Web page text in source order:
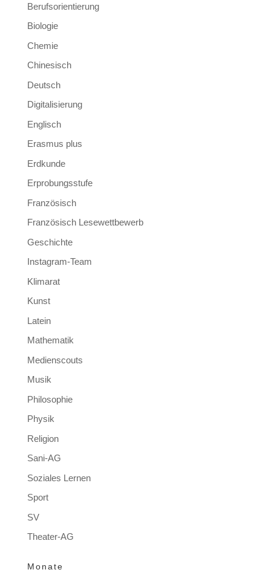
Berufsorientierung
Biologie
Chemie
Chinesisch
Deutsch
Digitalisierung
Englisch
Erasmus plus
Erdkunde
Erprobungsstufe
Französisch
Französisch Lesewettbewerb
Geschichte
Instagram-Team
Klimarat
Kunst
Latein
Mathematik
Medienscouts
Musik
Philosophie
Physik
Religion
Sani-AG
Soziales Lernen
Sport
SV
Theater-AG
Monate